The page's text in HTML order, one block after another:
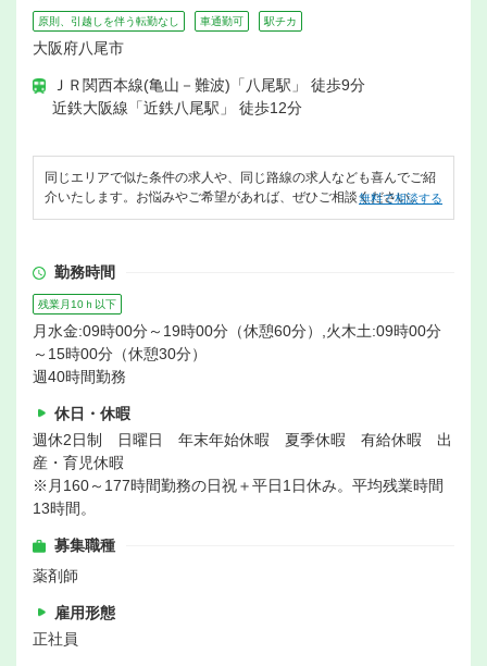
原則、引越しを伴う転勤なし 車通勤可 駅チカ
大阪府八尾市
ＪＲ関西本線(亀山－難波)「八尾駅」 徒歩9分
近鉄大阪線「近鉄八尾駅」 徒歩12分
同じエリアで似た条件の求人や、同じ路線の求人なども喜んでご紹
介いたします。お悩みやご希望があれば、ぜひご相談ください。
無料で相談する
勤務時間
残業月10ｈ以下
月水金:09時00分～19時00分（休憩60分）,火木土:09時00分
～15時00分（休憩30分）
週40時間勤務
休日・休暇
週休2日制 日曜日 年末年始休暇 夏季休暇 有給休暇 出
産・育児休暇
※月160～177時間勤務の日祝＋平日1日休み。平均残業時間
13時間。
募集職種
薬剤師
雇用形態
正社員